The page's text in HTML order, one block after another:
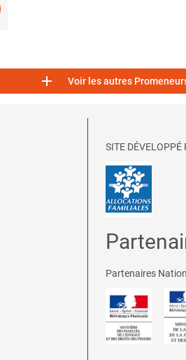
 Voir les autres
SITE
Partenaires